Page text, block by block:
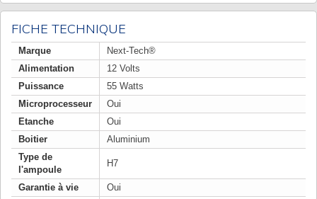
FICHE TECHNIQUE
Marque
Next-Tech®
Alimentation
12 Volts
Puissance
55 Watts
Microprocesseur
Oui
Etanche
Oui
Boitier
Aluminium
Type de
l'ampoule
H7
Garantie à vie
Oui